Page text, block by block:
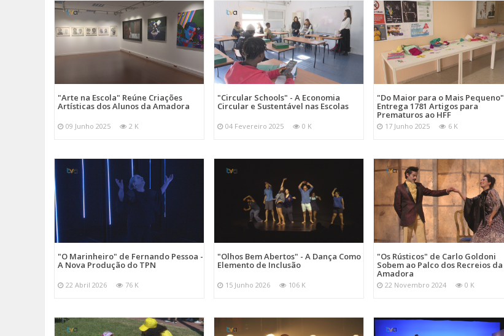
"Arte na Escola" Reúne Criações
Artísticas dos Alunos da Amadora
09 Junho 2025 2 K
"Circular Schools" - A Economia
Circular e Sustentável nas Escolas
04 Fevereiro 2025 0 K
"Do Maior para o Mais Pequeno"
Entrega 1781 Artigos para
Prematuros ao HFF
17 Junho 2025 6 K
"O Marinheiro" de Fernando Pessoa -
A Nova Produção do TPN
22 Abril 2026 76 K
"Olhos Bem Abertos" - A Dança Como
Elemento de Inclusão
15 Junho 2026 106 K
"Os Rústicos" de Carlo Goldoni
Sobem ao Palco dos Recreios da
Amadora
22 Novembro 2024 0 K